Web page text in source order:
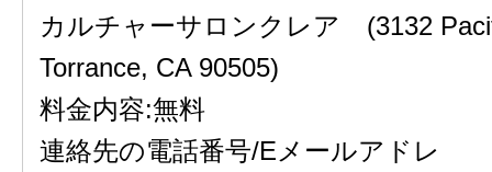
カルチャーサロンクレア (3132
Torrance, CA 90505)
料金内容:無料
連絡先の電話番号/Eメールアドレ